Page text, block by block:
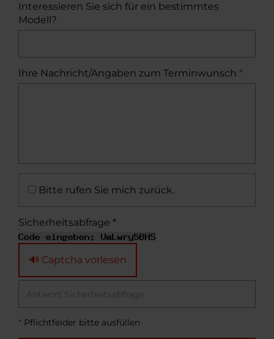
Interessieren Sie sich für ein bestimmtes
Modell?
Ihre Nachricht/Angaben zum Terminwunsch *
Bitte rufen Sie mich zurück.
Sicherheitsabfrage *
🔊 Captcha vorlesen
* Pflichtfelder bitte ausfüllen